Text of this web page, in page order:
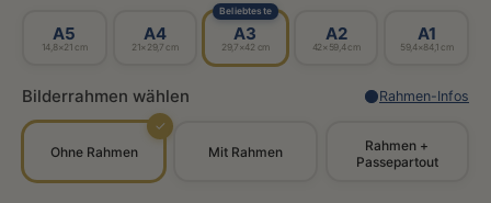
A5
14,8×21 cm
A4
21×29,7 cm
Beliebteste
A3
29,7×42 cm
A2
42×59,4 cm
A1
59,4×84,1 cm
Bilderrahmen wählen Rahmen-Infos
Ohne Rahmen
✓
Mit Rahmen
Rahmen +
Passepartout